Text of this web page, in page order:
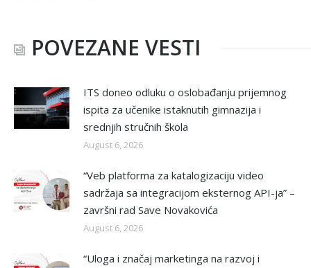
POVEZANE VESTI
ITS doneo odluku o oslobađanju prijemnog
ispita za učenike istaknutih gimnazija i
srednjih stručnih škola
August 6, 2026
“Veb platforma za katalogizaciju video
sadržaja sa integracijom eksternog API-ja” –
završni rad Save Novakovića
August 6, 2026
“Uloga i značaj marketinga na razvoj i